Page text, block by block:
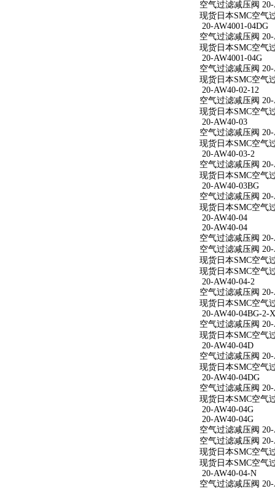
空气过滤减压阀 20-
现货日本SMC空气
20-AW4001-04DG
空气过滤减压阀 20-
现货日本SMC空气
20-AW4001-04G
空气过滤减压阀 20-
现货日本SMC空气
20-AW40-02-12
空气过滤减压阀 20-
现货日本SMC空气
20-AW40-03
空气过滤减压阀 20-
现货日本SMC空气
20-AW40-03-2
空气过滤减压阀
现货日本SMC空气
20-AW40-03BG
空气过滤减压阀 20-
现货日本SMC空气
20-AW40-04
20-AW40-04
空气过滤减压阀 20-
空气过滤减压阀 20-
现货日本SMC空气
现货日本SMC空气
20-AW40-04-2
空气过滤减压阀
现货日本SMC空气
20-AW40-04BG-2-
空气过滤减压阀
现货日本SMC空气
20-AW40-04D
空气过滤减压阀
现货日本SMC空气
20-AW40-04DG
空气过滤减压阀
现货日本SMC空气
20-AW40-04G
20-AW40-04G
空气过滤减压阀 20-
空气过滤减压阀 20-
现货日本SMC空气
现货日本SMC空气
20-AW40-04-N
空气过滤减压阀